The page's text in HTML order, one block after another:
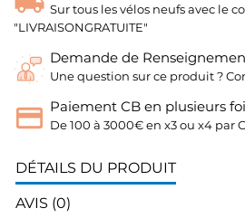
Sur tous les vélos neufs avec le
"LIVRAISONGRATUITE"
Demande de
Une question sur ce produit ?
Paiement CB en plusieurs
De 100 à 3000€ en x3 ou x4 par
DÉTAILS DU PRODUIT
AVIS (0)